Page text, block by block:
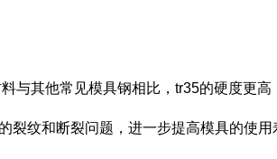
与其他常见模具钢相比，tr35的硬度更
裂纹和断裂问题，进一步提高模具的使用